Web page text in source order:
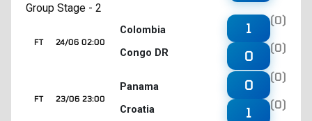
Group Stage - 2
24/06 02:00
FT
Colombia
Congo DR
1
(0)
0
(0)
23/06 23:00
FT
Panama
Croatia
0
(0)
1
(0)